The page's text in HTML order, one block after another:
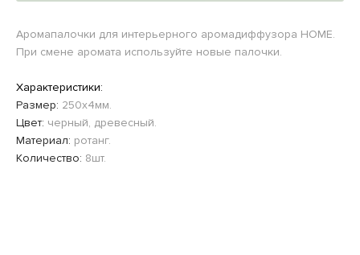
Аромапалочки для интерьерного аромадиффузора HOME.
При смене аромата используйте новые палочки.
Характеристики:
Размер: 250х4мм.
Цвет: черный, древесный.
Материал: ротанг.
Количество: 8шт.